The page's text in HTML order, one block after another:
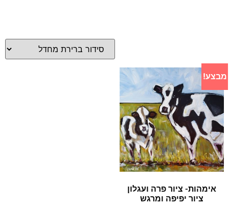
מבצע!
אימהות- ציור פרה ועגלון
ציור יפיפה ומרגש